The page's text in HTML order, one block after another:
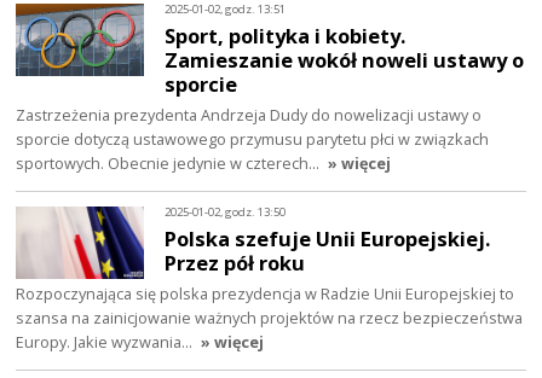
2025-01-02, godz. 13:51
Sport, polityka i kobiety.
Zamieszanie wokół noweli ustawy o
sporcie
Zastrzeżenia prezydenta Andrzeja Dudy do nowelizacji ustawy o
sporcie dotyczą ustawowego przymusu parytetu płci w związkach
sportowych. Obecnie jedynie w czterech… » więcej
2025-01-02, godz. 13:50
Polska szefuje Unii Europejskiej.
Przez pół roku
Rozpoczynająca się polska prezydencja w Radzie Unii Europejskiej to
szansa na zainicjowanie ważnych projektów na rzecz bezpieczeństwa
Europy. Jakie wyzwania… » więcej